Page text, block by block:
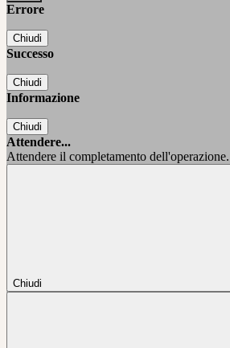
Errore
Chiudi
Successo
Chiudi
Informazione
Chiudi
Attendere...
Attendere il completamento
Chiudi